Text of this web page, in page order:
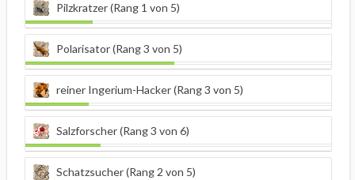
Pilzkratzer (Rang 1 von 5)
Polarisator (Rang 3 von 5)
reiner Ingerium-Hacker (Rang 3 von 5)
Salzforscher (Rang 3 von 6)
Schatzsucher (Rang 2 von 5)